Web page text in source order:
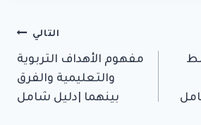
التالي
مفهوم الأهداف التربوية
والتعليمية والفرق
بينهما |دليل شامل